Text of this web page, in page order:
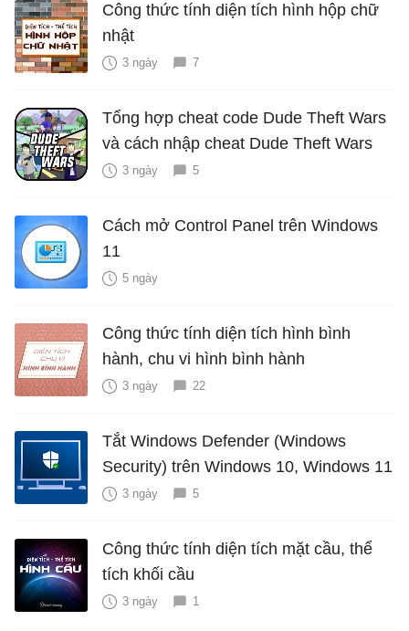
Công thức tính diện tích hình hộp chữ
nhật
3 ngày 7
Tổng hợp cheat code Dude Theft Wars
và cách nhập cheat Dude Theft Wars
3 ngày 5
Cách mở Control Panel trên Windows
11
5 ngày
Công thức tính diện tích hình bình
hành, chu vi hình bình hành
3 ngày 22
Tắt Windows Defender (Windows
Security) trên Windows 10, Windows 11
3 ngày 5
Công thức tính diện tích mặt cầu, thể
tích khối cầu
3 ngày 1